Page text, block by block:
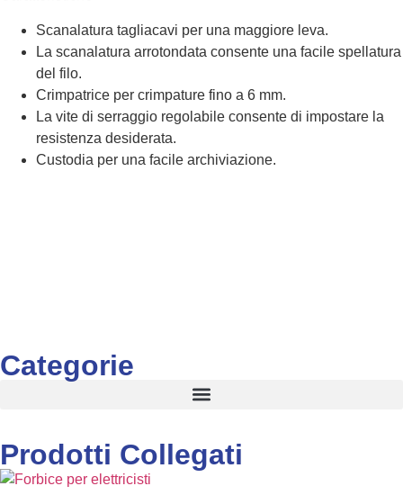
Scanalatura tagliacavi per una maggiore leva.
La scanalatura arrotondata consente una facile spellatura
del filo.
Crimpatrice per crimpature fino a 6 mm.
La vite di serraggio regolabile consente di impostare la
resistenza desiderata.
Custodia per una facile archiviazione.
Categorie
Prodotti Collegati